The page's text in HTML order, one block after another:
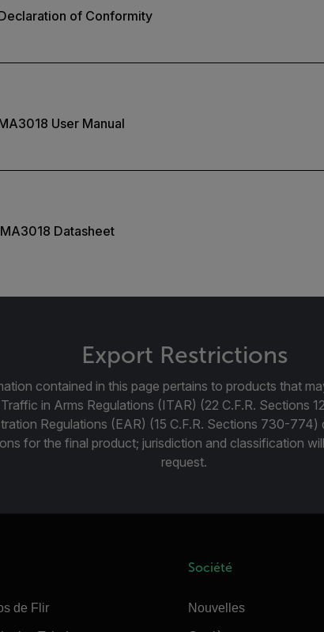
of Conformity
User Manual
Datasheet
Export Restrictions
contained in this page pertains to products that
in Arms Regulations (ITAR) (22 C.F.R. Sections
Regulations (EAR) (15 C.F.R. Sections 730-774)
for the final product; jurisdiction and classification
request.
de Flir
Société
Nouvelles